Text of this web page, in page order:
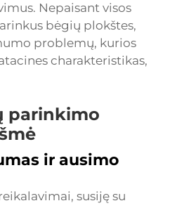
Nepaisant visos
bėgių plokštes,
problemų, kurios
charakteristikas,
parinkimo
ir ausimo
susiję su